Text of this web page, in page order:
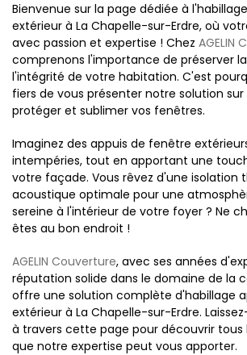
Bienvenue sur la page dédiée à
extérieur à La Chapelle-sur-Erdre, où
avec passion et expertise ! Chez AGELIN
comprenons l'importance de préserver
l'intégrité de votre habitation. C'est
fiers de vous présenter notre solution
protéger et sublimer vos fenêtres.
Imaginez des appuis de fenêtre
intempéries, tout en apportant une
votre façade. Vous rêvez d'une isolation
acoustique optimale pour une
sereine à l'intérieur de votre foyer ? Ne
êtes au bon endroit !
AGELIN Couverture, avec ses années
réputation solide dans le domaine de la
offre une solution complète d'habillage
extérieur à La Chapelle-sur-Erdre.
à travers cette page pour découvrir tous
que notre expertise peut vous apporter.